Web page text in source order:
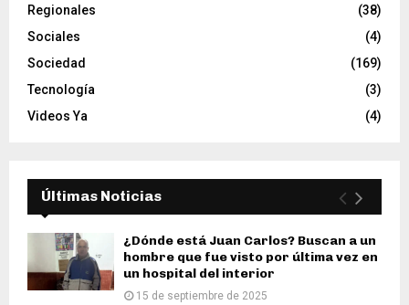
Regionales
(38)
Sociales
(4)
Sociedad
(169)
Tecnología
(3)
Videos Ya
(4)
Últimas Noticias
¿Dónde está Juan Carlos? Buscan a un
hombre que fue visto por última vez en
un hospital del interior
15 de septiembre de 2025